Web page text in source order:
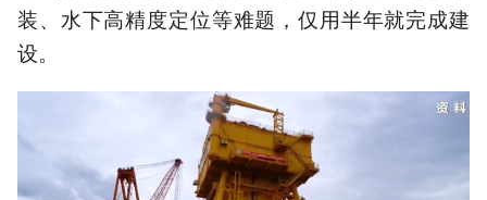
装、水下高精度定位等难题，仅用半年就完成建
设。